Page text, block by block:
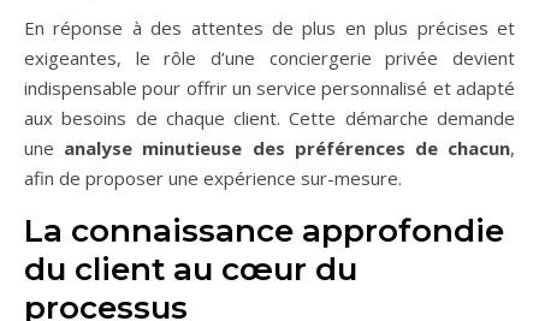
En réponse à des attentes de plus en plus précises et
exigeantes, le rôle d’une conciergerie privée devient
indispensable pour offrir un service personnalisé et adapté
aux besoins de chaque client. Cette démarche demande
une analyse minutieuse des préférences de chacun,
afin de proposer une expérience sur-mesure.
La connaissance approfondie
du client au cœur du
processus